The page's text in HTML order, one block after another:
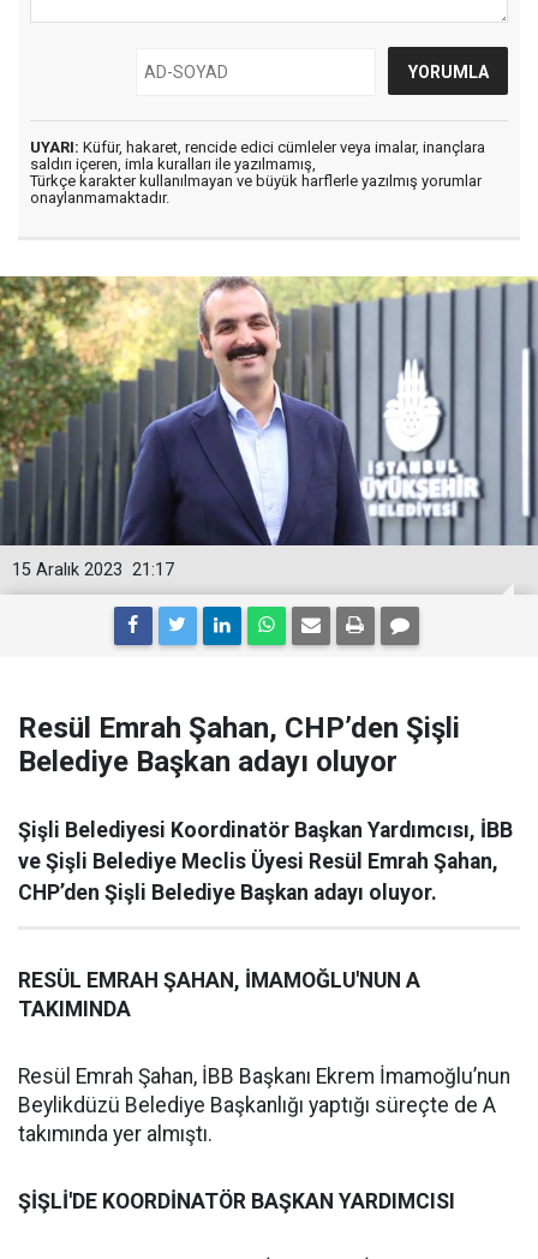
UYARI: Küfür, hakaret, rencide edici cümleler veya imalar, inançlara
saldırı içeren, imla kuralları ile yazılmamış,
Türkçe karakter kullanılmayan ve büyük harflerle yazılmış yorumlar
onaylanmamaktadır.
21:17
15 Aralık 2023
Resül Emrah Şahan, CHP’den Şişli
Belediye Başkan adayı oluyor
Şişli Belediyesi Koordinatör Başkan Yardımcısı, İBB
ve Şişli Belediye Meclis Üyesi Resül Emrah Şahan,
CHP’den Şişli Belediye Başkan adayı oluyor.
RESÜL EMRAH ŞAHAN, İMAMOĞLU'NUN A
TAKIMINDA
Resül Emrah Şahan, İBB Başkanı Ekrem İmamoğlu’nun
Beylikdüzü Belediye Başkanlığı yaptığı süreçte de A
takımında yer almıştı.
ŞİŞLİ'DE KOORDİNATÖR BAŞKAN YARDIMCISI